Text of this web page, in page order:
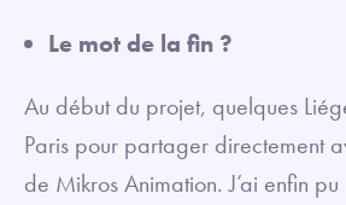
Le mot de la fin ?
Au début du projet, quelques
Paris pour partager directement
de Mikros Animation. J’ai enfin